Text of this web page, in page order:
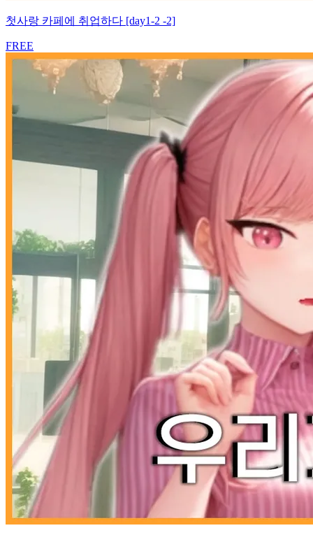
첫사랑 카페에 취업하다 [day1-2 -2]
FREE